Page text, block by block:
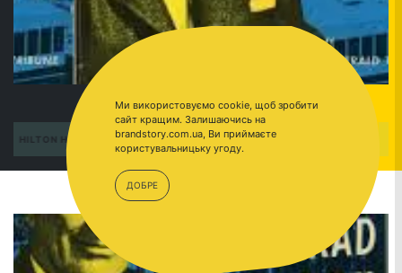
HILTON HOTELS
ПЕРЕЙТИ
Ми використовуємо cookie, щоб зробити
сайт кращим. Залишаючись на
brandstory.com.ua, Ви приймаєте
користувальницьку угоду.
ДОБРЕ